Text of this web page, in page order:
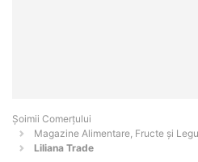
Șoimii Comerțului
Magazine Alimentare, Fructe și
Liliana Trade